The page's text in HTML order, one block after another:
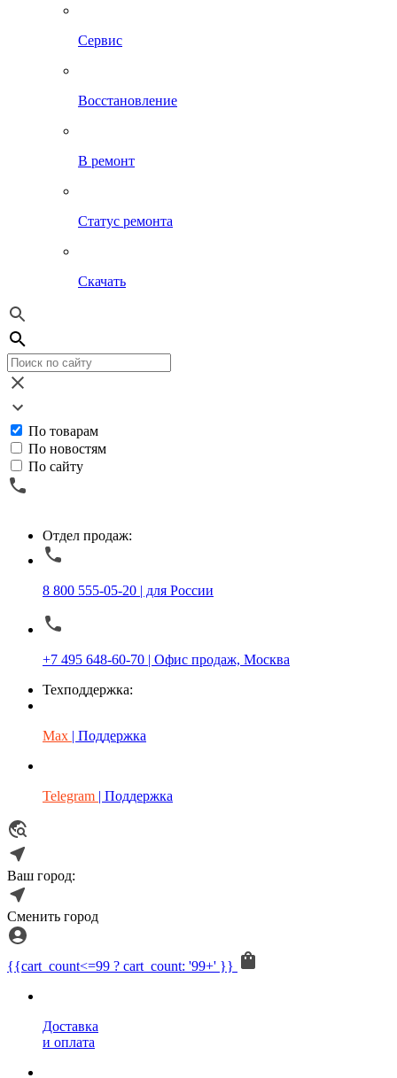
Сервис
Восстановление
В ремонт
Статус ремонта
Скачать
По товарам
По новостям
По сайту
Отдел продаж:
8 800 555-05-20 | для России
+7 495 648-60-70 | Офис продаж, Москва
Техподдержка:
Max | Поддержка
Telegram | Поддержка
Ваш город:
Сменить город
{{cart_count<=99 ? cart_count: '99+' }}
Доставка
и оплата